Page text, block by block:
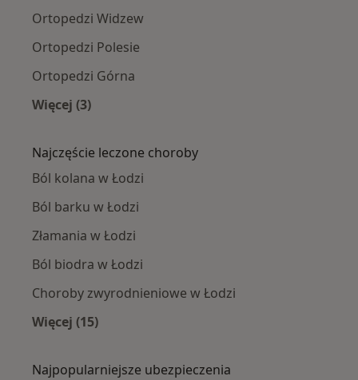
Ortopedzi Widzew
Ortopedzi Polesie
Ortopedzi Górna
Więcej (3)
Najczęście leczone choroby
Ból kolana w Łodzi
Ból barku w Łodzi
Złamania w Łodzi
Ból biodra w Łodzi
Choroby zwyrodnieniowe w Łodzi
Więcej (15)
Najpopularniejsze ubezpieczenia